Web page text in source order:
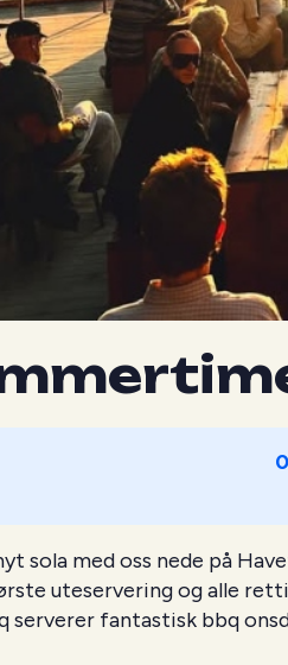
sola med oss nede på
uteservering og alle
serverer fantastisk bbq